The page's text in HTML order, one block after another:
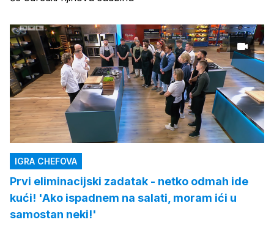
IGRA CHEFOVA
Prvi eliminacijski zadatak - netko odmah ide
kući! 'Ako ispadnem na salati, moram ići u
samostan neki!'